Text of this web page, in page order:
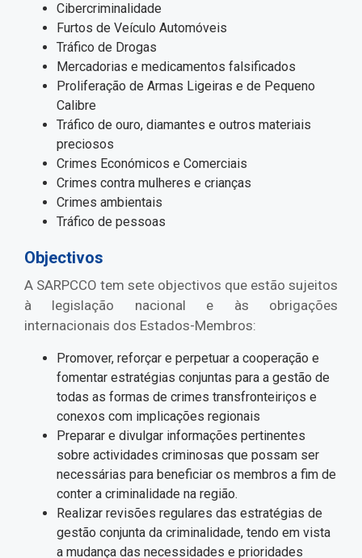
Cibercriminalidade
Furtos de Veículo Automóveis
Tráfico de Drogas
Mercadorias e medicamentos falsificados
Proliferação de Armas Ligeiras e de Pequeno
Calibre
Tráfico de ouro, diamantes e outros materiais
preciosos
Crimes Económicos e Comerciais
Crimes contra mulheres e crianças
Crimes ambientais
Tráfico de pessoas
Objectivos
A SARPCCO tem sete objectivos que estão sujeitos
à legislação nacional e às obrigações
internacionais dos Estados-Membros:
Promover, reforçar e perpetuar a cooperação e
fomentar estratégias conjuntas para a gestão de
todas as formas de crimes transfronteiriços e
conexos com implicações regionais
Preparar e divulgar informações pertinentes
sobre actividades criminosas que possam ser
necessárias para beneficiar os membros a fim de
conter a criminalidade na região.
Realizar revisões regulares das estratégias de
gestão conjunta da criminalidade, tendo em vista
a mudança das necessidades e prioridades